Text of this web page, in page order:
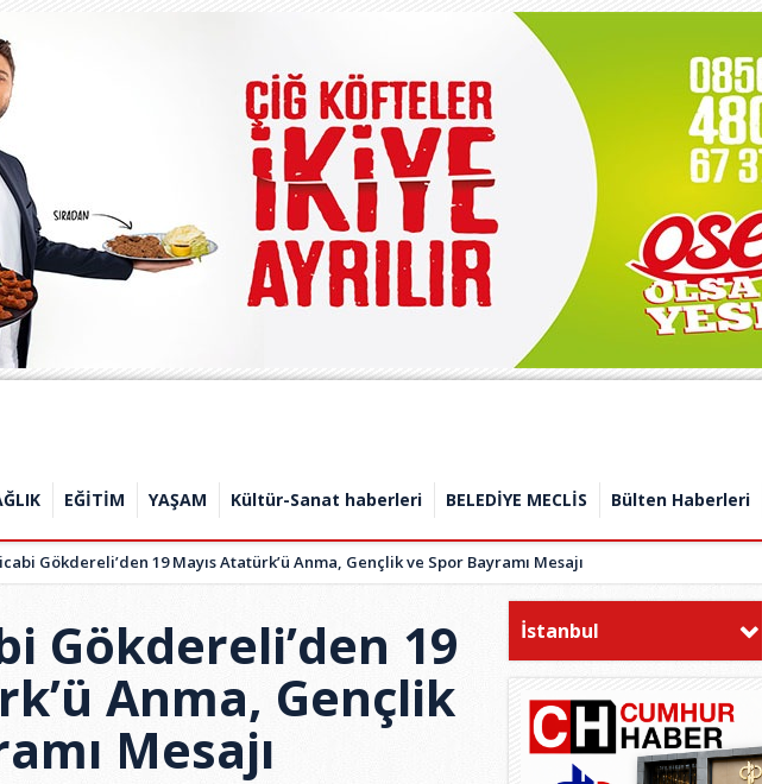
EĞİTİM YAŞAM Kültür-Sanat haberleri BELEDİYE MECLİS Bülten Haberleri
Gökdereli’den 19 Mayıs Atatürk’ü Anma, Gençlik ve Spor Bayramı Mesajı
Gökdereli’den 19
Anma, Gençlik
Mesajı
İstanbul